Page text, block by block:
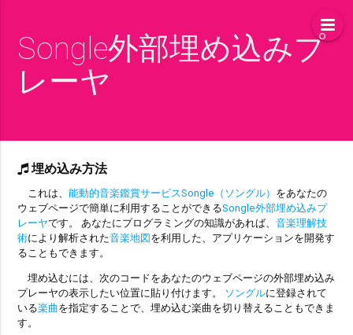
Songle外部埋め込みプ
レーヤ
埋め込み方法
これは、能動的音楽鑑賞サービスSongle（ソングル） をあなたの
ウェブページで簡単に利用することができるSongle外部埋め込みプ
レーヤです。 あなたにプログラミングの知識があれば、音楽理解技
術により解析された音楽地図を利用した、アプリケーションを開発す
ることもできます。
埋め込むには、次のコードをあなたのウェブページの外部埋め込み
プレーヤの表示したい位置に貼り付けます。 ソングルに登録されて
いる楽曲を指定することで、埋め込む楽曲を切り替えることもできま
す。